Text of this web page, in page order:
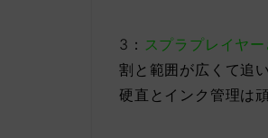
3： スプラプレイヤ
割と範囲が広くて追
硬直とインク管理は